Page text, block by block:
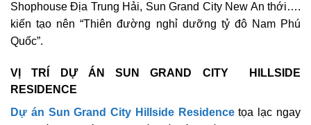
Shophouse Địa Trung Hải, Sun Grand City New An thới….
kiến tạo nên “Thiên đường nghỉ dưỡng tỷ đô Nam Phú
Quốc”.
VỊ TRÍ DỰ ÁN SUN GRAND CITY HILLSIDE
RESIDENCE
Dự án Sun Grand City Hillside Residencetọa lạc ngay